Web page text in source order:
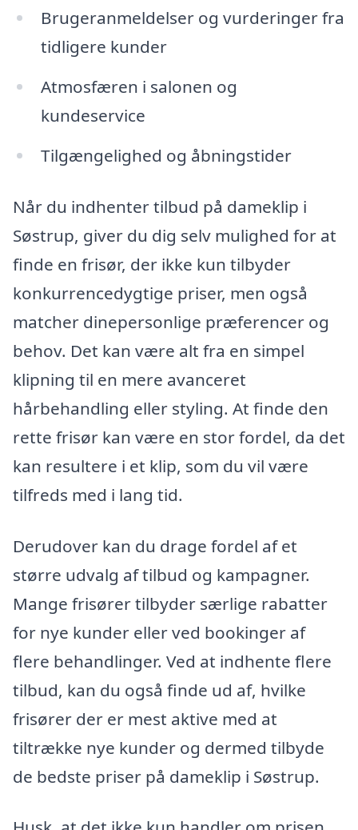
Brugeranmeldelser og vurderinger fra
tidligere kunder
Atmosfæren i salonen og
kundeservice
Tilgængelighed og åbningstider
Når du indhenter tilbud på dameklip i
Søstrup, giver du dig selv mulighed for at
finde en frisør, der ikke kun tilbyder
konkurrencedygtige priser, men også
matcher dinepersonlige præferencer og
behov. Det kan være alt fra en simpel
klipning til en mere avanceret
hårbehandling eller styling. At finde den
rette frisør kan være en stor fordel, da det
kan resultere i et klip, som du vil være
tilfreds med i lang tid.
Derudover kan du drage fordel af et
større udvalg af tilbud og kampagner.
Mange frisører tilbyder særlige rabatter
for nye kunder eller ved bookinger af
flere behandlinger. Ved at indhente flere
tilbud, kan du også finde ud af, hvilke
frisører der er mest aktive med at
tiltrække nye kunder og dermed tilbyde
de bedste priser på dameklip i Søstrup.